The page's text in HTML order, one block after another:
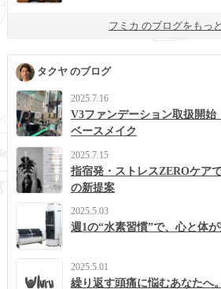
フミカ のブログをもっ
タクヤ のブログ
2025.7.16
V3ファンデーション取扱開始
ベースメイク
2025.7.15
指宿発・ストレスZEROケア
の新提案
2025.5.03
週1の“水素習慣”で、心と体が
2025.5.01
繰り返す頭痛に悩むあなたへ